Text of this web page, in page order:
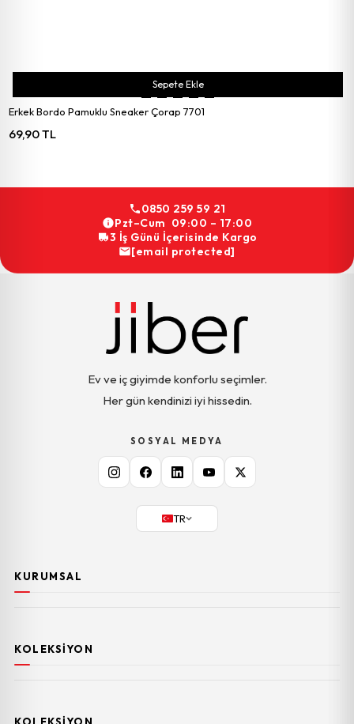
Erkek Bordo Pamuklu Sneaker Çorap 7701
69,90 TL
Sepete Ekle
0850 259 59 21
Pzt–Cum 09:00 – 17:00
3 İş Günü İçerisinde Kargo
[email protected]
Ev ve iç giyimde konforlu seçimler.
Her gün kendinizi iyi hissedin.
SOSYAL MEDYA
TR
KURUMSAL
KOLEKSIYON